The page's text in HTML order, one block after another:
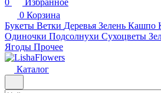
0
Избранное
0 Корзина
Букеты Ветки Деревья Зелень Кашпо
Одиночки Подсолнухи Сухоцветы
Ягоды Прочее
Каталог